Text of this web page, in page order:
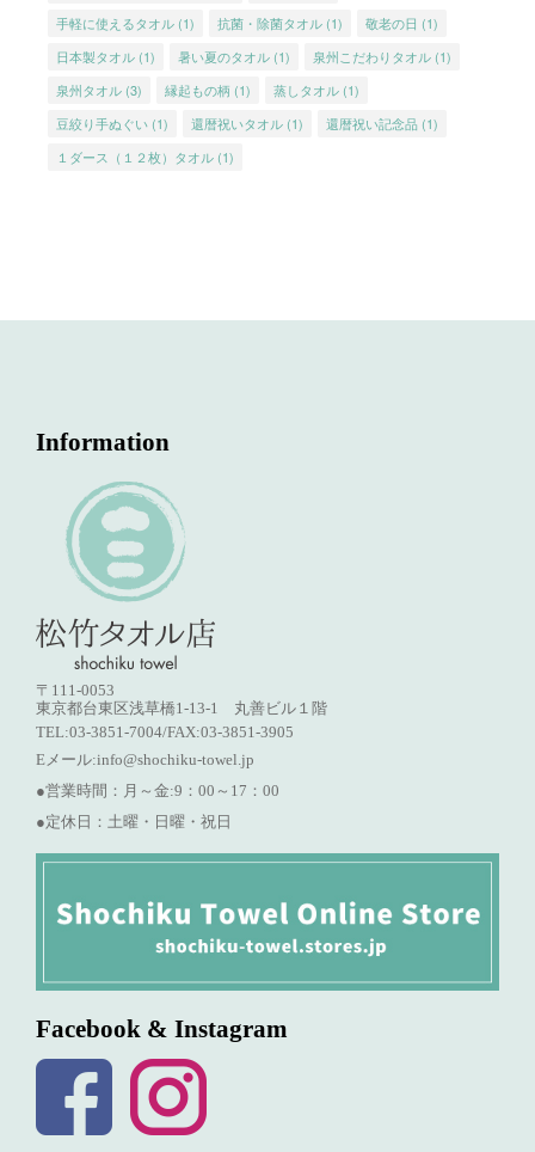
手軽に使えるタオル(1) 抗菌・除菌タオル(1) 敬老の日 (1)
日本製タオル(1) 暑い夏のタオル(1) 泉州こだわりタオル(1)
泉州タオル(3) 縁起もの柄 (1) 蒸しタオル(1)
豆絞り手ぬぐい(1) 還暦祝いタオル(1) 還暦祝い記念品(1)
１ダース（１２枚）タオル(1)
Information
〒111-0053
東京都台東区浅草橋1-13-1 丸善ビル１階
TEL:03-3851-7004/FAX:03-3851-3905
Eメール:info@shochiku-towel.jp
●営業時間：月～金:9：00～17：00
●定休日：土曜・日曜・祝日
Facebook & Instagram